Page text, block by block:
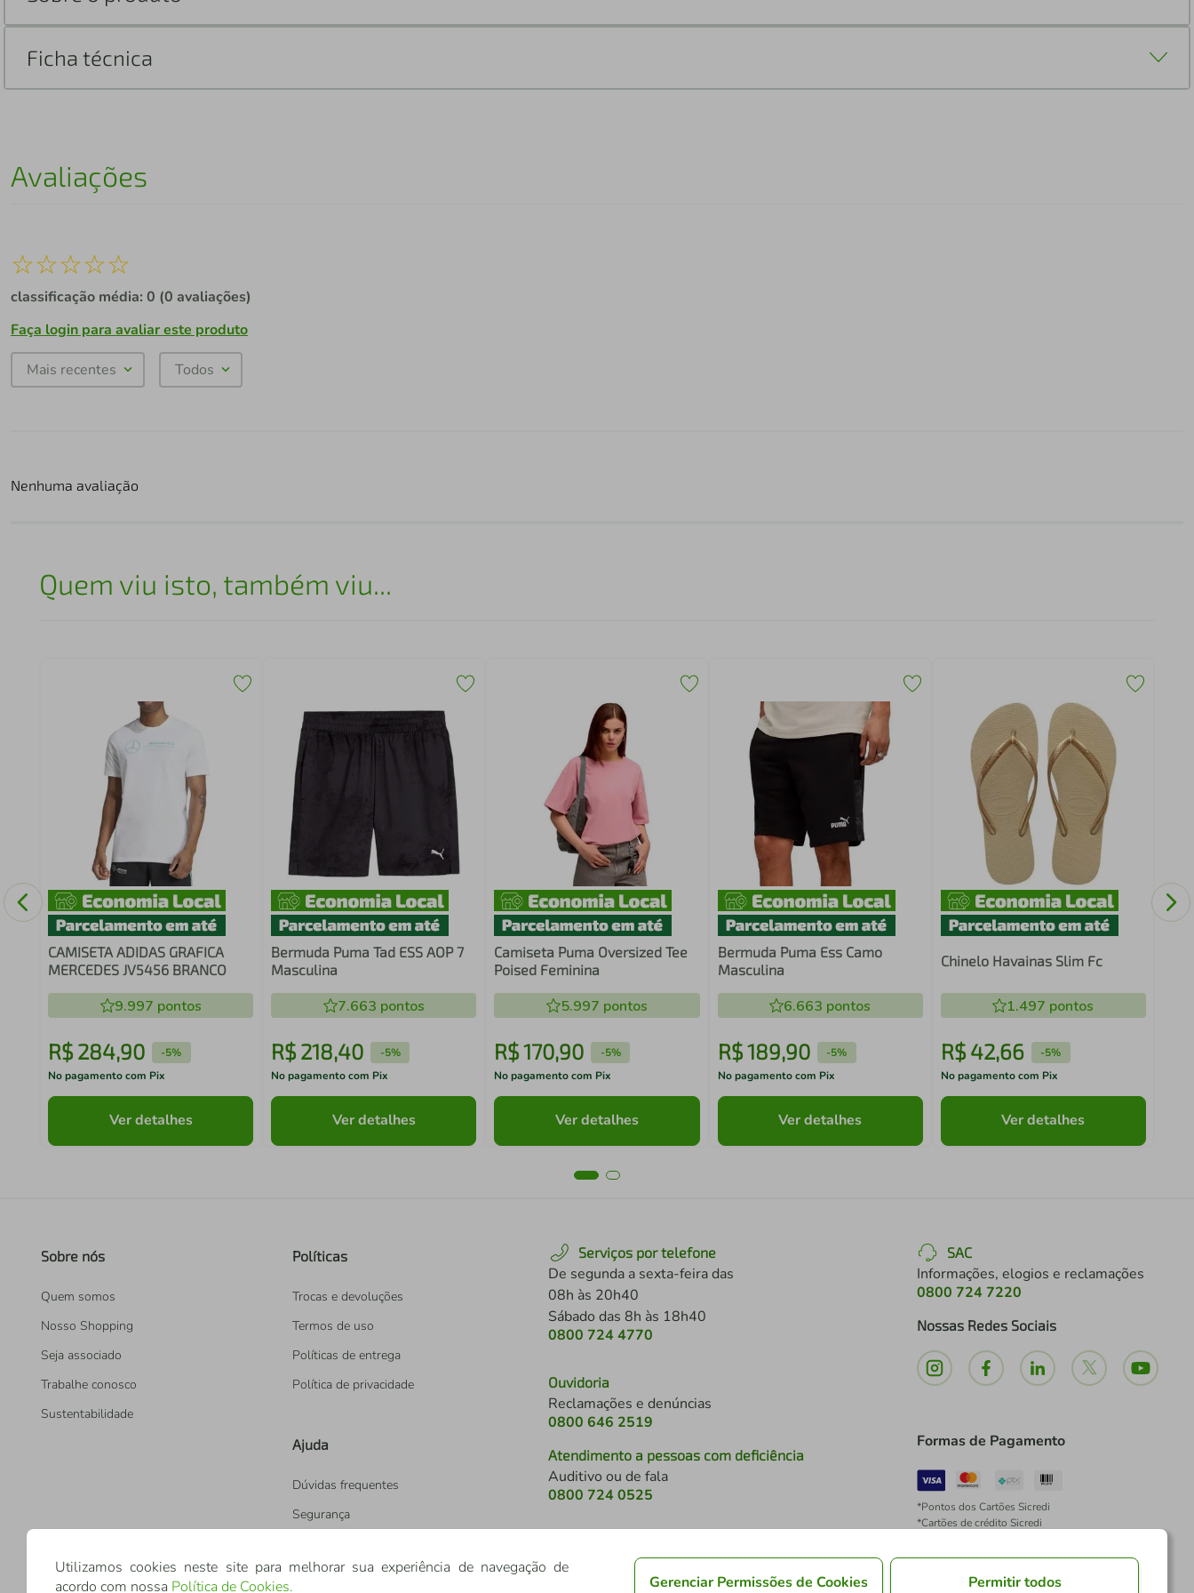
Ficha técnica
Avaliações
☆☆☆☆☆
classificação média: 0 (0 avaliações)
Faça login para avaliar este produto
Mais recentes Todos
Nenhuma avaliação
Quem viu isto, também viu...
CAMISETA ADIDAS GRAFICA
MERCEDES JV5456 BRANCO
9.997 pontos
R$ 284,90 -5%
No pagamento com Pix
Ver detalhes
Bermuda Puma Tad ESS AOP 7
Masculina
7.663 pontos
R$ 218,40 -5%
No pagamento com Pix
Ver detalhes
Camiseta Puma Oversized Tee
Poised Feminina
5.997 pontos
R$170,90 -5%
No pagamento com Pix
Ver detalhes
Bermuda Puma Ess Camo
Masculina
6.663 pontos
R$189,90 -5%
No pagamento com Pix
Ver detalhes
Chinelo Havainas Slim Fc
1.497 pontos
R$ 42,66 -5%
No pagamento com Pix
Ver detalhes
Sobre nós
Quem somos
Nosso Shopping
Seja associado
Trabalhe conosco
Sustentabilidade
Políticas
Trocas e devoluções
Termos de uso
Políticas de entrega
Política de privacidade
Ajuda
Dúvidas frequentes
Segurança
Serviços por telefone
De segunda a sexta-feira das
08h às 20h40
Sábado das 8h às 18h40
0800 724 4770
Ouvidoria
Reclamações e denúncias
0800 646 2519
Atendimento a pessoas com deficiência
Auditivo ou de fala
0800 724 0525
SAC
Informações, elogios e reclamações
0800 724 7220
Nossas Redes Sociais
Formas de Pagamento
*Pontos dos Cartões Sicredi
*Cartões de crédito Sicredi
*É vedada a cobrança de preço superior, valor ou
Utilizamos cookies neste site para melhorar sua experiência de navegação de
acordo com nossa Política de Cookies. Gerenciar Permissões de Cookies Permitir todos